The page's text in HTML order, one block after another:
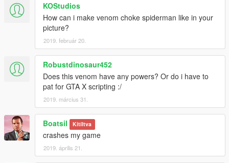
KOStudios
How can i make venom choke spiderman like in your
picture?
2019. február 20.
Robustdinosaur452
Does this venom have any powers? Or do i have to
pat for GTA X scripting :/
2019. március 31.
Boatsil Kitíltva
crashes my game
2019. április 21.